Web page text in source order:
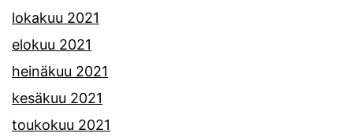
lokakuu 2021
elokuu 2021
heinäkuu 2021
kesäkuu 2021
toukokuu 2021